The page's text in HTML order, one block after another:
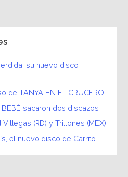
su nuevo disco
de TANYA EN EL CRUCERO
BEBÉ sacaron dos discazos
Villegas (RD) y Trillones (MEX)
el nuevo disco de Carrito